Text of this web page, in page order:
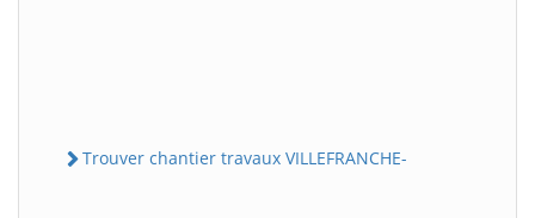
Trouver chantier travaux VILLEFRANCHE-